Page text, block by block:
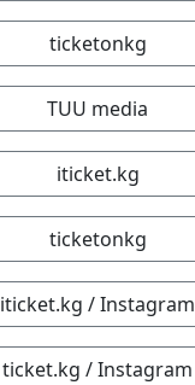
ticketonkg
TUU media
iticket.kg
ticketonkg
iticket.kg / Instagram
ticket.kg / Instagram